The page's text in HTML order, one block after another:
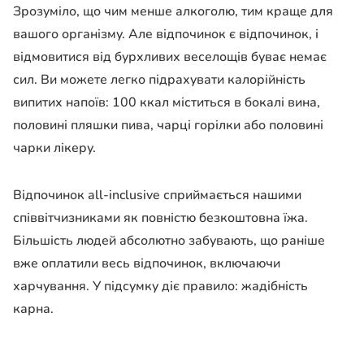
Зрозуміло, що чим менше алкоголю, тим краще для
вашого організму. Але відпочинок є відпочинок, і
відмовитися від бурхливих веселощів буває немає
сил. Ви можете легко підрахувати калорійність
випитих напоїв: 100 ккал міститься в бокалі вина,
половині пляшки пива, чарці горілки або половині
чарки лікеру.
Відпочинок all-inclusive сприймається нашими
співвітчизниками як повністю безкоштовна їжа.
Більшість людей абсолютно забувають, що раніше
вже оплатили весь відпочинок, включаючи
харчування. У підсумку діє правило: жадібність
карна.